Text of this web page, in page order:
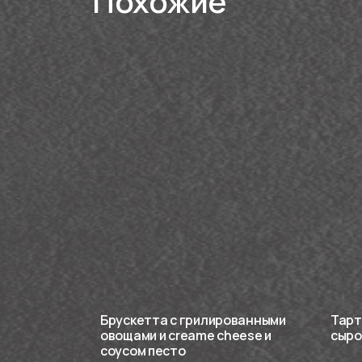
Брускетта с грилированными
овощами и сreame cheese и
соусом песто